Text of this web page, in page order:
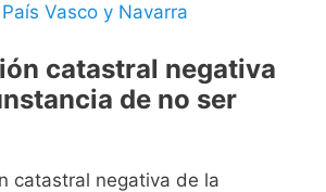
Vasco y Navarra
catastral negativa
de no ser
catastral negativa de la